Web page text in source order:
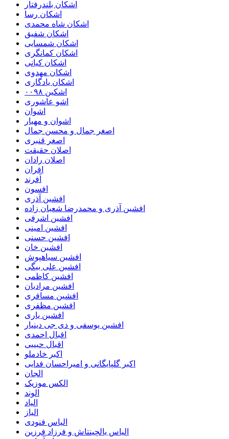
اشکان بلندرفتار
اشکان رسا
اشکان شاه محمدی
اشکان شفیق
اشکان شمسایی
اشکان‌ کمانگری
اشکان کیانی
اشکان مهدوی
اشکان یادگاری
اشکین ۰۰۹۸
اشو عاشوری
اشوان
اشوان و مهیار
اصغر جمال و محسن جمال
اصغر قنبری
اصلان حقیقت
اصلان رادان
افران
اَفرند
افسون
افشین آذری
افشین آذری و محمدرضا شعبان زاده
افشین اشرفی
افشین امینی
افشین حسنی
افشین خان
افشین سیاهپوش
افشین علی بیگی
افشین کاظمی
افشین مرادیان
افشین مسافری
افشین مظفری
افشین یاری
افشین یوسفی و دی جی دینیار
اقبال احمدی
اقبال حبیبی
اکبر خادملو
اکبر گلپایگانی و امیراحسان فدایی
الجان
الکس موزیک
الوند
الیاد
الیاز
الیاس فنودی
الیاس یالچینتاش و فرزاد فرزین